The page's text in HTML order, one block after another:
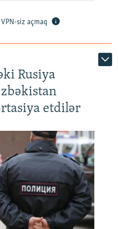
VPN-siz açmaq
Rusiya
etdilər